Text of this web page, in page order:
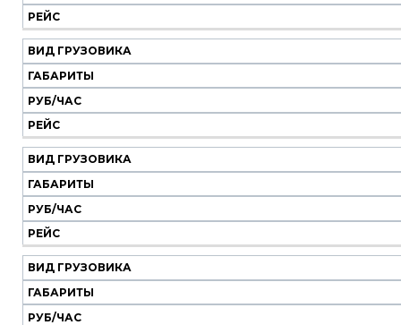
Вид
грузовика
Габариты
Руб/
час
Рейс
РЕЙС
ВИД ГРУЗОВИКА
ГАБАРИТЫ
РУБ/ЧАС
РЕЙС
ВИД ГРУЗОВИКА
ГАБАРИТЫ
РУБ/ЧАС
РЕЙС
ВИД ГРУЗОВИКА
ГАБАРИТЫ
РУБ/ЧАС